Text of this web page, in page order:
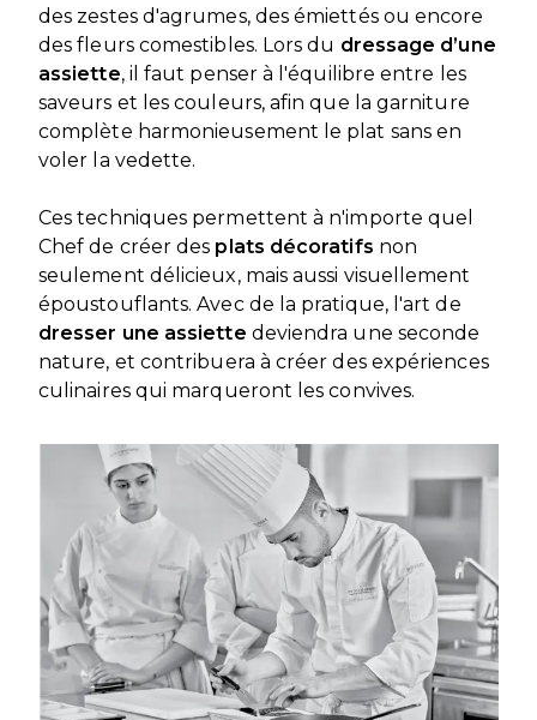
des zestes d'agrumes, des émiettés ou encore
des fleurs comestibles. Lors du dressage d’une
assiette, il faut penser à l'équilibre entre les
saveurs et les couleurs, afin que la garniture
complète harmonieusement le plat sans en
voler la vedette.
Ces techniques permettent à n'importe quel
Chef de créer des plats décoratifs non
seulement délicieux, mais aussi visuellement
époustouflants. Avec de la pratique, l'art de
dresser une assiette deviendra une seconde
nature, et contribuera à créer des expériences
culinaires qui marqueront les convives.